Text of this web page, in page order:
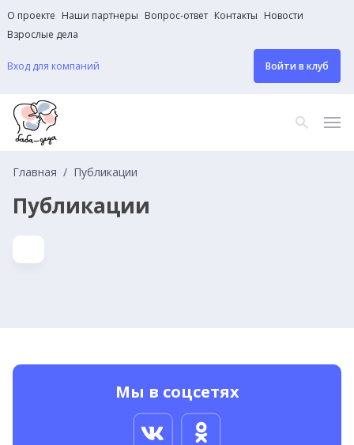
О проекте Наши партнеры Вопрос-ответ Контакты Новости
Взрослые дела
Вход для компаний Войти в клуб
Главная Публикации
Публикации
Мы в соцсетях